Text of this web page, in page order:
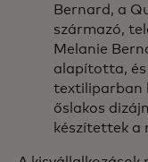
Bernard, a
származó,
Melanie
alapította, és
textiliparban
őslakos
készítettek a